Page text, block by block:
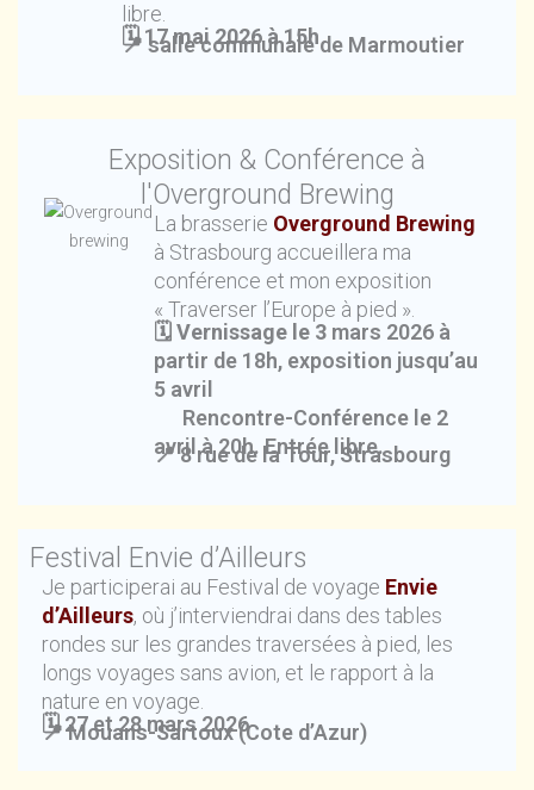
libre.
🗓️ 17 mai 2026 à 15h
📍 salle communale de Marmoutier
Exposition & Conférence à
l'Overground Brewing
La brasserie Overground Brewing
à Strasbourg accueillera ma
conférence et mon exposition
« Traverser l’Europe à pied ».
🗓️ Vernissage le 3 mars 2026 à
partir de 18h, exposition jusqu’au
5 avril
Rencontre-Conférence le 2
avril à 20h. Entrée libre.
📍 8 rue de la Tour, Strasbourg
Festival Envie d’Ailleurs
Je participerai au Festival de voyage Envie
d’Ailleurs, où j’interviendrai dans des tables
rondes sur les grandes traversées à pied, les
longs voyages sans avion, et le rapport à la
nature en voyage.
🗓️27 et 28 mars 2026
📍 Mouans-Sartoux (Cote d’Azur)